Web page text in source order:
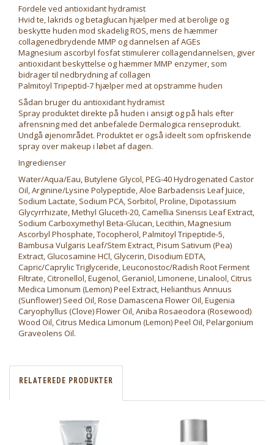
Fordele ved antioxidant hydramist
Hvid te, lakrids og betaglucan hjælper med at berolige og
beskytte huden mod skadelig ROS, mens de hæmmer
collagenedbrydende MMP og dannelsen af AGEs
Magnesium ascorbyl fosfat stimulerer collagendannelsen, giver
antioxidant beskyttelse og hæmmer MMP enzymer, som
bidrager til nedbrydning af collagen
Palmitoyl Tripeptid-7 hjælper med at opstramme huden
Sådan bruger du antioxidant hydramist
Spray produktet direkte på huden i ansigt og på hals efter
afrensning med det anbefalede Dermalogica renseprodukt.
Undgå øjenområdet. Produktet er også ideelt som opfriskende
spray over makeup i løbet af dagen.
Ingredienser
Water/Aqua/Eau, Butylene Glycol, PEG-40 Hydrogenated Castor
Oil, Arginine/Lysine Polypeptide, Aloe Barbadensis Leaf Juice,
Sodium Lactate, Sodium PCA, Sorbitol, Proline, Dipotassium
Glycyrrhizate, Methyl Gluceth-20, Camellia Sinensis Leaf Extract,
Sodium Carboxymethyl Beta-Glucan, Lecithin, Magnesium
Ascorbyl Phosphate, Tocopherol, Palmitoyl Tripeptide-5,
Bambusa Vulgaris Leaf/Stem Extract, Pisum Sativum (Pea)
Extract, Glucosamine HCl, Glycerin, Disodium EDTA,
Capric/Caprylic Triglyceride, Leuconostoc/Radish Root Ferment
Filtrate, Citronellol, Eugenol, Geraniol, Limonene, Linalool, Citrus
Medica Limonum (Lemon) Peel Extract, Helianthus Annuus
(Sunflower) Seed Oil, Rose Damascena Flower Oil, Eugenia
Caryophyllus (Clove) Flower Oil, Aniba Rosaeodora (Rosewood)
Wood Oil, Citrus Medica Limonum (Lemon) Peel Oil, Pelargonium
Graveolens Oil.
RELATEREDE PRODUKTER